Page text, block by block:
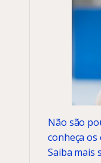
Não são
conheça os
Saiba mais